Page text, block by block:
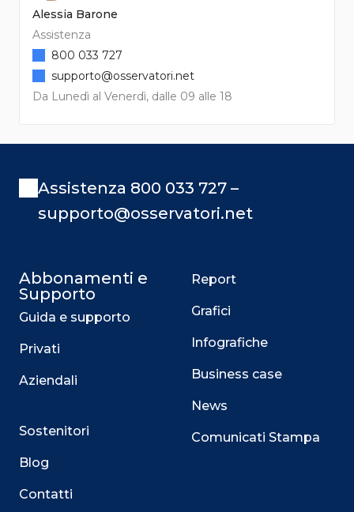
Alessia Barone
Assistenza
Da Lunedì al Venerdì, dalle 09 alle 18
800 033 727
supporto@osservatori.net
Assistenza 800 033 727 –
supporto@osservatori.net
Abbonamenti e
Supporto
Guida e supporto
Privati
Aziendali
Sostenitori
Blog
Contatti
Report
Grafici
Infografiche
Business case
News
Comunicati Stampa